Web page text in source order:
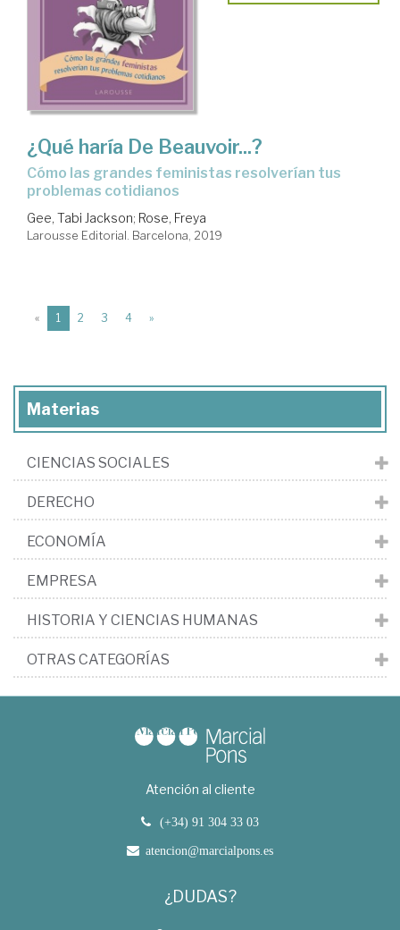
¿Qué haría De Beauvoir...?
cómo las grandes feministas resolverían tus
problemas cotidianos
Gee, Tabi Jackson; Rose, Freya
Larousse Editorial. Barcelona, 2019
« 1 (current)
2 3 4 »
Materias
CIENCIAS SOCIALES
DERECHO
ECONOMÍA
EMPRESA
HISTORIA Y CIENCIAS HUMANAS
OTRAS CATEGORÍAS
Atención al cliente
(+34) 91 304 33 03
atencion@marcialpons.es
¿DUDAS?